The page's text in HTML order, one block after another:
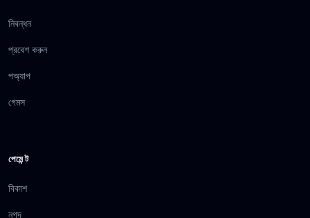
নিবন্ধন
প্রবেশ করুন
পঅ্যাপ
গেমস
পেমেন্ট
বিকাশ
নগদ